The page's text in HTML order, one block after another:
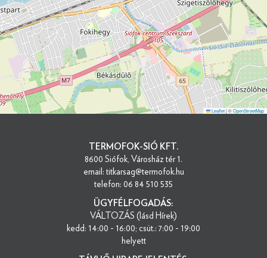
Leaflet|©OpenStreetMap
TERMOFOK-SIÓ KFT.
8600 Siófok, Városház tér 1.
email: titkarsag@termofok.hu
telefon: 06 84 510 535
ÜGYFÉLFOGADÁS:
VÁLTOZÁS (lásd Hírek)
kedd: 14:00 - 16:00; csüt.: 7:00 - 19:00
helyett